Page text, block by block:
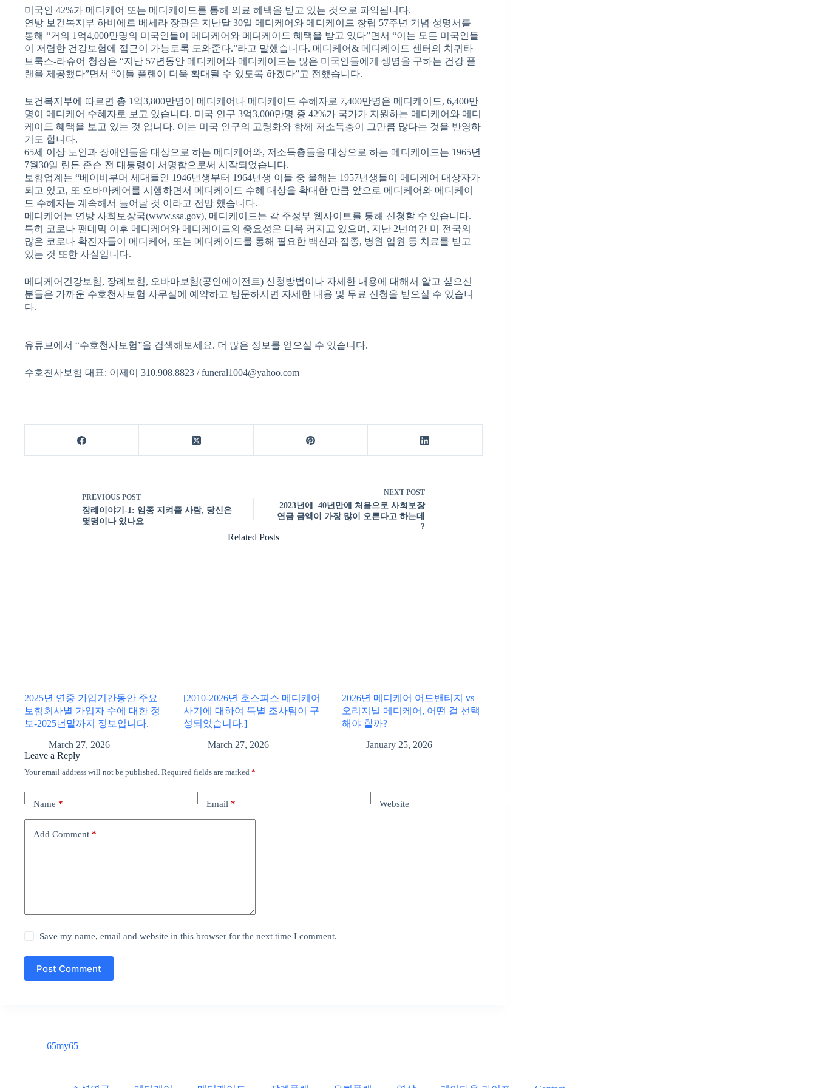
미국인 42%가 메디케어 또는 메디케이드를 통해 의료 혜택을 받고 있는 것으로 파악됩니다.
연방 보건복지부 하비에르 베세라 장관은 지난달 30일 메디케어와 메디케이드 창립 57주년 기념 성명서를
통해 “거의 1억4,000만명의 미국인들이 메디케어와 메디케이드 혜택을 받고 있다”면서 “이는 모든 미국인들
이 저렴한 건강보험에 접근이 가능토록 도와준다.”라고 말했습니다. 메디케어& 메디케이드 센터의 치퀴타
브룩스-라슈어 청장은 “지난 57년동안 메디케어와 메디케이드는 많은 미국인들에게 생명을 구하는 건강 플
랜을 제공했다”면서 “이들 플랜이 더욱 확대될 수 있도록 하겠다”고 전했습니다.
보건복지부에 따르면 총 1억3,800만명이 메디케어나 메디케이드 수혜자로 7,400만명은 메디케이드, 6,400만
명이 메디케어 수혜자로 보고 있습니다. 미국 인구 3억3,000만명 증 42%가 국가가 지원하는 메디케어와 메디
케이드 혜택을 보고 있는 것 입니다. 이는 미국 인구의 고령화와 함께 저소득층이 그만큼 많다는 것을 반영하
기도 합니다.
65세 이상 노인과 장애인들을 대상으로 하는 메디케어와, 저소득층들을 대상으로 하는 메디케이드는 1965년
7월30일 린든 존슨 전 대통령이 서명함으로써 시작되었습니다.
보험업계는 “베이비부머 세대들인 1946년생부터 1964년생 이들 중 올해는 1957년생들이 메디케어 대상자가
되고 있고, 또 오바마케어를 시행하면서 메디케이드 수혜 대상을 확대한 만큼 앞으로 메디케어와 메디케이
드 수혜자는 계속해서 늘어날 것 이라고 전망 했습니다.
메디케어는 연방 사회보장국(www.ssa.gov), 메디케이드는 각 주정부 웹사이트를 통해 신청할 수 있습니다.
특히 코로나 팬데믹 이후 메디케어와 메디케이드의 중요성은 더욱 커지고 있으며, 지난 2년여간 미 전국의
많은 코로나 확진자들이 메디케어, 또는 메디케이드를 통해 필요한 백신과 접종, 병원 입원 등 치료를 받고
있는 것 또한 사실입니다.
메디케어건강보험, 장례보험, 오바마보험(공인에이전트) 신청방법이나 자세한 내용에 대해서 알고 싶으신
분들은 가까운 수호천사보험 사무실에 예약하고 방문하시면 자세한 내용 및 무료 신청을 받으실 수 있습니
다.
유튜브에서 “수호천사보험”을 검색해보세요. 더 많은 정보를 얻으실 수 있습니다.
수호천사보험 대표: 이제이 310.908.8823 / funeral1004@yahoo.com
PREVIOUS POST
장례이야기-1: 임종 지켜줄 사람, 당신은
몇명이나 있나요
NEXT POST
2023년에 40년만에 처음으로 사회보장
연금 금액이 가장 많이 오른다고 하는데
?
Related Posts
2025년 연중 가입기간동안 주요
보험회사별 가입자 수에 대한 정
보-2025년말까지 정보입니다.
March 27, 2026
[2010-2026년 호스피스 메디케어
사기에 대하여 특별 조사팀이 구
성되었습니다.]
March 27, 2026
2026년 메디케어 어드밴티지 vs
오리지널 메디케어, 어떤 걸 선택
해야 할까?
January 25, 2026
Leave a Reply
Your email address will not be published. Required fields are marked *
Name* Email* Website
Add Comment *
Save my name, email and website in this browser for the next time I comment.
Post Comment
65my65